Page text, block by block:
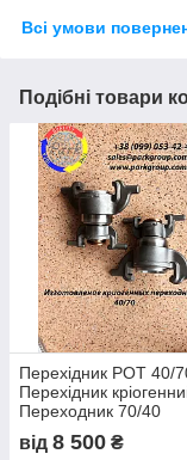
Всі умови
Подібні товари
Перехідник РОТ 40/
Перехідник
Переходник 70/40
від 8 500 ₴